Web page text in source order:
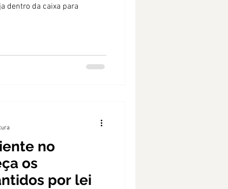
dentro da caixa para
no
os
por lei